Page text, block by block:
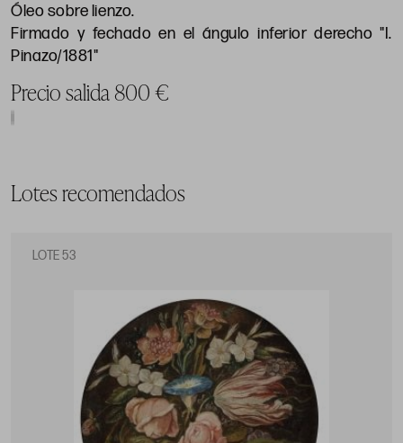
Óleo sobre lienzo.
Firmado y fechado en el ángulo inferior derecho "I.
Pinazo/1881"
Precio salida 800 €
Lotes recomendados
LOTE 53